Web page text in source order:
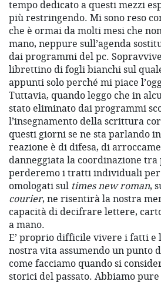
tempo dedicato a questi mezzi
più restringendo. Mi sono reso
che è ormai da molti mesi che
mano, neppure sull’agenda
dai programmi del pc.
librettino di fogli bianchi sul
appunti solo perché mi piace
Tuttavia, quando leggo che in
stato eliminato dai programmi
l’insegnamento della scrittura
questi giorni se ne sta parlando
reazione è di difesa, di
danneggiata la coordinazione
perderemo i tratti individuali
omologati sul times new roman,
courier, ne risentirà la nostra
capacità di decifrare lettere,
a mano.
E’ proprio difficile vivere i fatti e
nostra vita assumendo un punto
come facciamo quando si
storici del passato. Abbiamo